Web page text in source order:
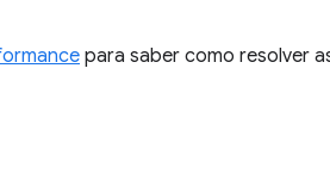
para saber como resolver